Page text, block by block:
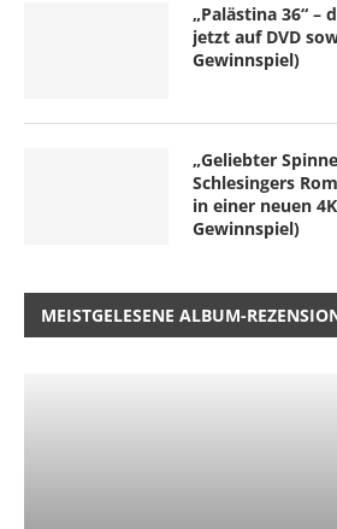
„Palästina 36“ –
jetzt auf DVD
Gewinnspiel)
„Geliebter
Schlesingers
in einer neuen
Gewinnspiel)
MEISTGELESENE ALBUM-